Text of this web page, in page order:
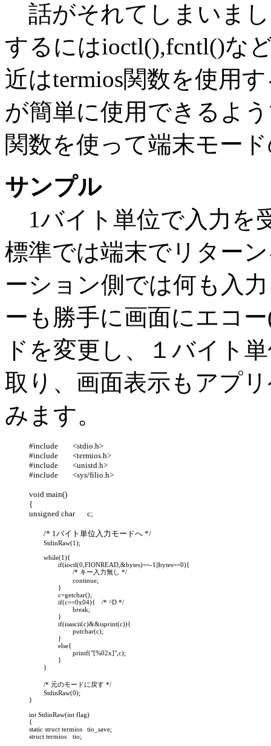
話がそれてしまいま
するにはioctl(),fcntl()な
近はtermios関数を使用
が簡単に使用できるよ
関数を使って端末モー
サンプル
1バイト単位で入力を
標準では端末でリター
ーション側では何も入
ーも勝手に画面にエコ
ドを変更し、１バイト
取り、画面表示もアプ
みます。
#include	<stdio.h>
#include	<termios.h>
#include	<unistd.h>
#include	<sys/filio.h>
void main()
{
unsigned char	c;
}
int StdinRaw(int flag)
{
static struct termios	tio_save;
struct termios	tio;